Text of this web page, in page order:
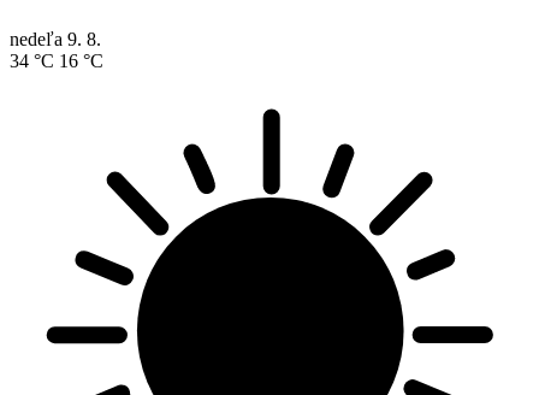
nedeľa 9. 8.
34 °C 16 °C